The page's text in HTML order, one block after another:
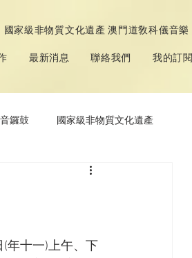
國家級非物質文化遺產 澳門道敎科儀音樂
最新消息 聯絡我們 我的訂閱
鑼鼓 國家級非物質文化遺產
年十一)上午、下